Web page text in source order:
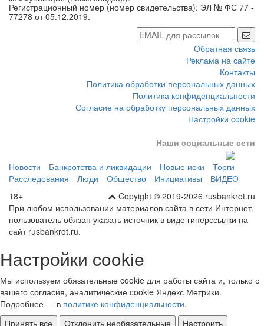
Обратная связь
Реклама на сайте
Контакты
Политика обработки персональных данных
Политика конфиденциальности
Согласие на обработку персональных данных
Настройки cookie
Наши социальные сети
Новые иски
Торги
ВИДЕО
Copyight © 2019-2026 rusbankrot.ru
18+
При любом использовании материалов сайта в сети Интернет,
пользователь обязан указать источник в виде гиперссылки на
сайт rusbankrot.ru.
Настройки cookie
Мы используем обязательные cookie для работы сайта и, только с
вашего согласия, аналитические cookie Яндекс Метрики.
Подробнее — в политике конфиденциальности.
Принять все
Отклонить необязательные Настроить